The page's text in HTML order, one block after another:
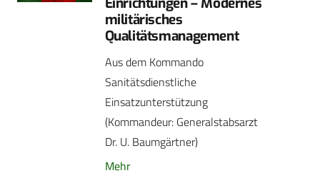
militärisches
Qualitätsmanagement
Aus dem Kommando
Sanitätsdienstliche
Einsatzunterstützung
(Kommandeur: Generalstabsarzt
Dr. U. Baumgärtner)
Mehr